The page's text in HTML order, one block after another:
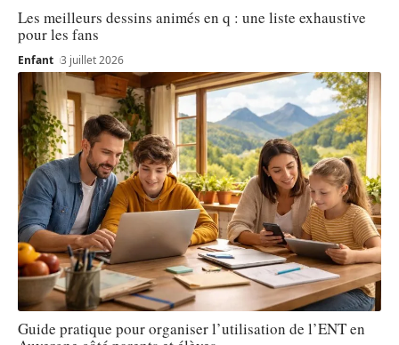
Les meilleurs dessins animés en q : une liste exhaustive
pour les fans
Enfant 3 juillet 2026
Guide pratique pour organiser l’utilisation de l’ENT en